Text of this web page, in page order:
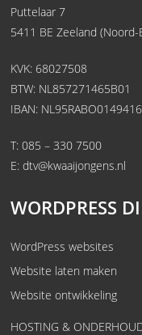
Puttelaar 7
5411 BE Zeeland (Noord-
KVK: 68027508
BTW: NL857271465B01
IBAN:
T:085 – 330 7500
E:dtv@kwaaijongens.nl
WORDPRESS
WordPress websites
Website laten maken
Website ontwikkeling
HOSTING &